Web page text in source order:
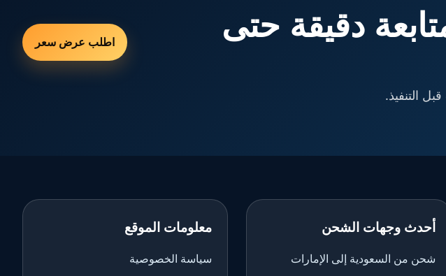
دقيقة حتى
التنفيذ.
اطلب عرض سعر
أحدث وجهات الشحن
شحن من السعودية إلى الإمارات
معلومات الموقع
سياسة الخصوصية